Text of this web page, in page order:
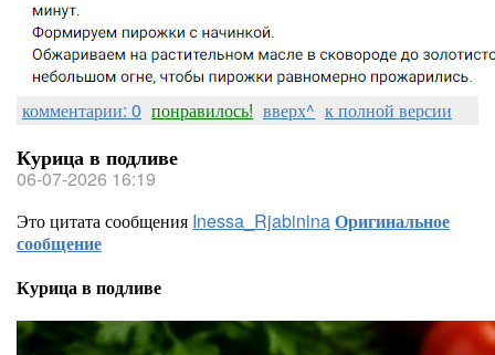
комментарии: 0 понравилось! вверх^ к полной версии
Курица в подливе
06-07-2026 16:19
Это цитата сообщения Inessa_RjabininaОригинальное
сообщение
Курица в подливе